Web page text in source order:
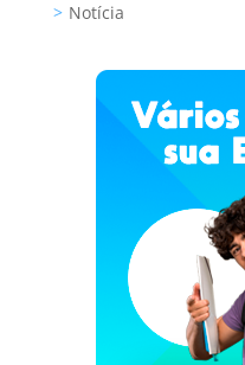
Notícia